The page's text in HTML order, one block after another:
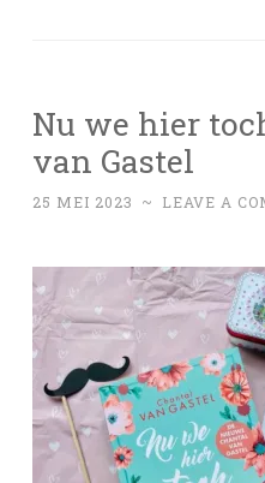
Nu we hier
van Gastel
25 MEI 2023 ~ LEAVE A